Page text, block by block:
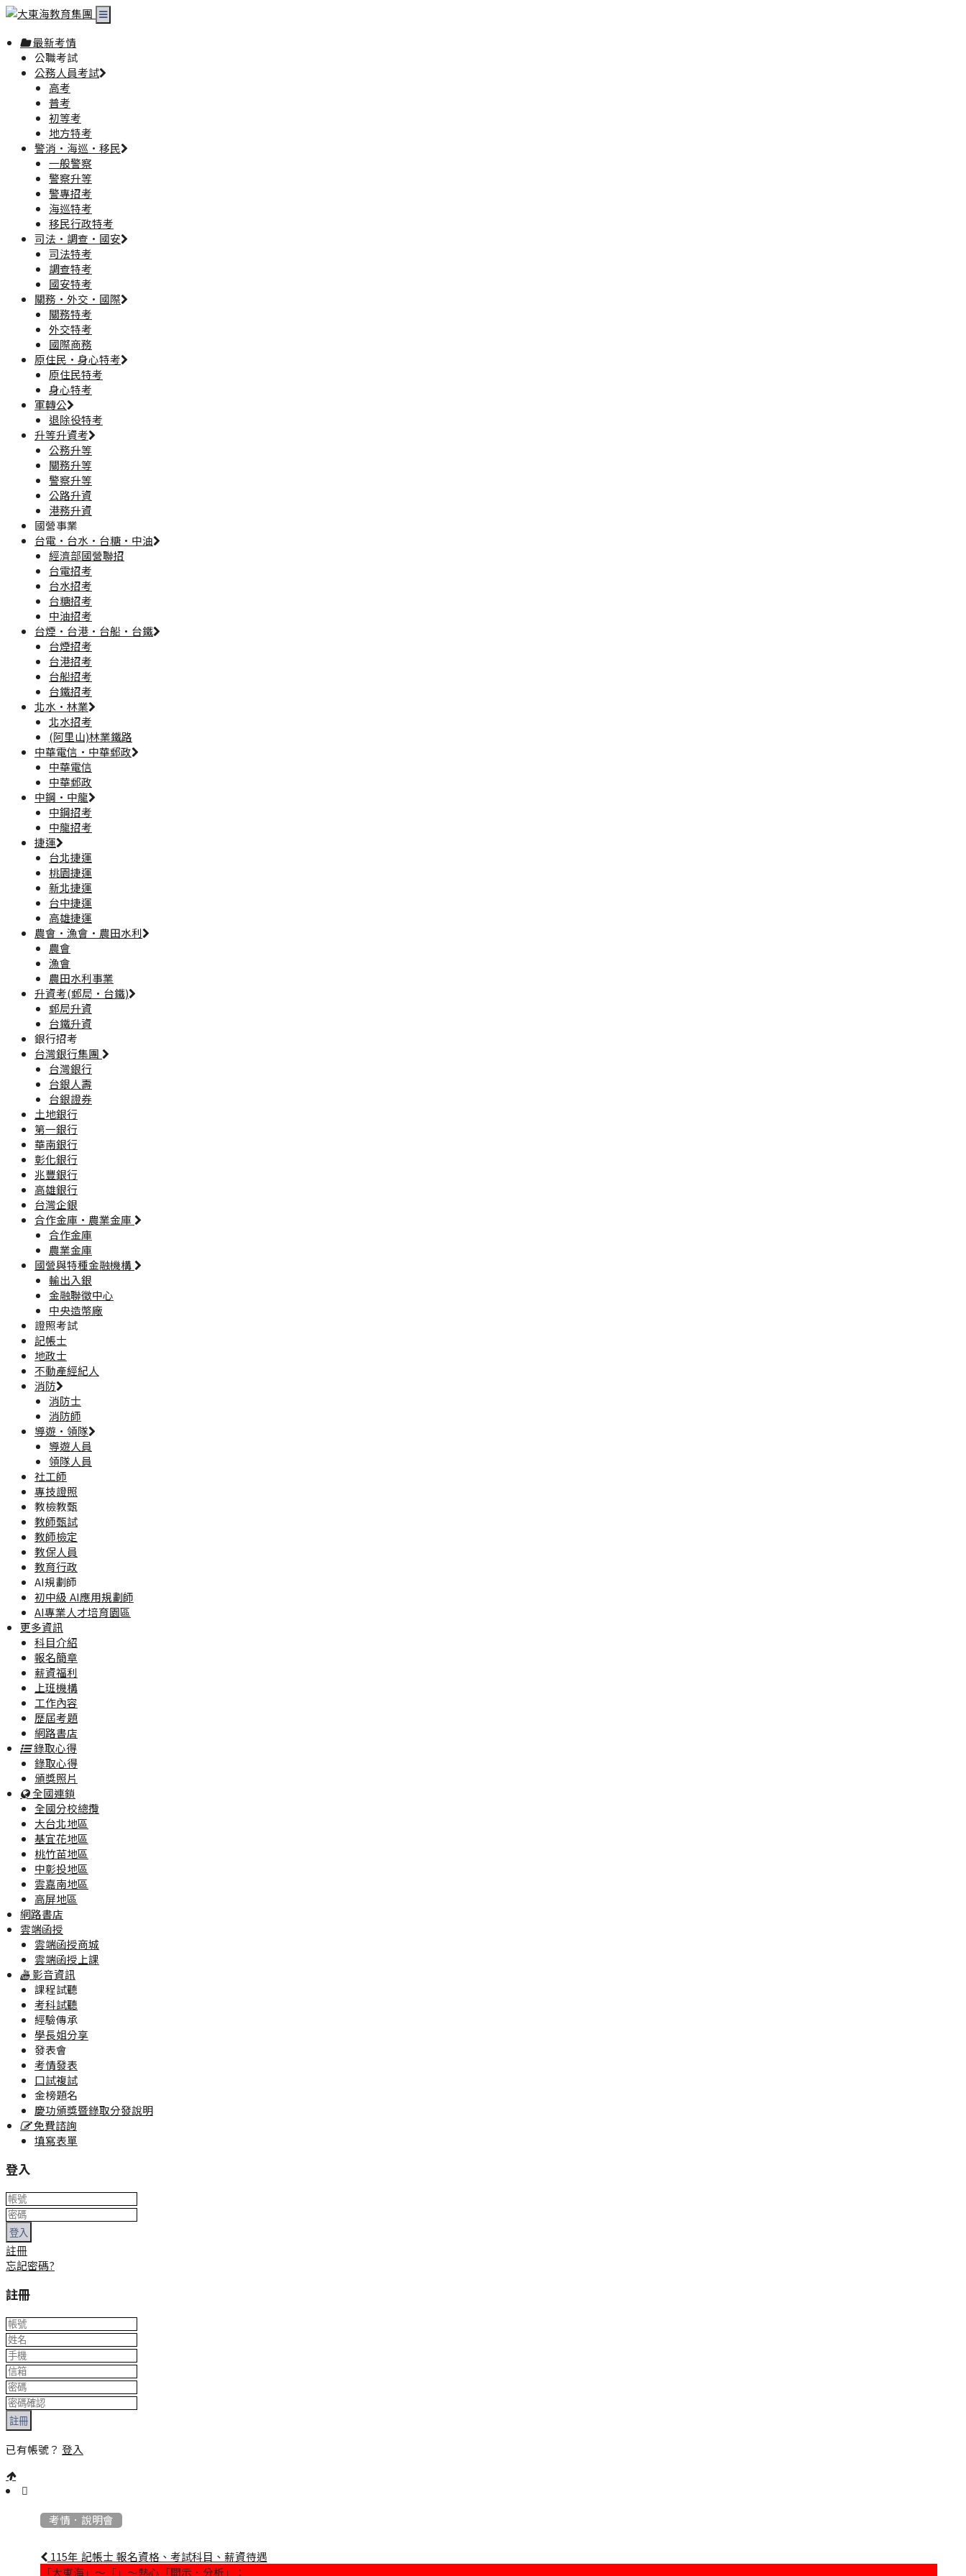
最新考情
公職考試
公務人員考試
高考
普考
初等考
地方特考
警消·海巡·移民
一般警察
警察升等
警專招考
海巡特考
移民行政特考
司法·調查·國安
司法特考
調查特考
國安特考
關務·外交·國際
關務特考
外交特考
國際商務
原住民·身心特考
原住民特考
身心特考
軍轉公
退除役特考
升等升資考
公務升等
關務升等
警察升等
公路升資
港務升資
國營事業
台電·台水·台糖·中油
經濟部國營聯招
台電招考
台水招考
台糖招考
中油招考
台煙·台港·台船·台鐵
台煙招考
台港招考
台船招考
台鐵招考
北水·林業
北水招考
(阿里山)林業鐵路
中華電信·中華郵政
中華電信
中華郵政
中鋼·中龍
中鋼招考
中龍招考
捷運
台北捷運
桃園捷運
新北捷運
台中捷運
高雄捷運
農會·漁會·農田水利
農會
漁會
農田水利事業
升資考(郵局·台鐵)
郵局升資
台鐵升資
銀行招考
台灣銀行集團
台灣銀行
台銀人壽
台銀證券
土地銀行
第一銀行
華南銀行
彰化銀行
兆豐銀行
高雄銀行
台灣企銀
合作金庫·農業金庫
合作金庫
農業金庫
國營與特種金融機構
輸出入銀
金融聯徵中心
中央造幣廠
證照考試
記帳士
地政士
不動產經紀人
消防
消防士
消防師
導遊·領隊
導遊人員
領隊人員
社工師
專技證照
教檢教甄
教師甄試
教師檢定
教保人員
教育行政
AI規劃師
初中級 AI應用規劃師
AI專業人才培育園區
更多資訊
科目介紹
報名簡章
薪資福利
上班機構
工作內容
歷屆考題
網路書店
錄取心得
錄取心得
頒獎照片
全國連鎖
全國分校總攬
大台北地區
基宜花地區
桃竹苗地區
中彰投地區
雲嘉南地區
高屏地區
網路書店
雲端函授
雲端函授商城
雲端函授上課
影音資訊
課程試聽
考科試聽
經驗傳承
學長姐分享
發表會
考情發表
口試複試
金榜題名
慶功頒獎暨錄取分發說明
免費諮詢
填寫表單
登入
登入
註冊
忘記密碼?
註冊
註冊
已有帳號？ 登入
::: 考情．說明會
115年 記帳士 報名資格、考試科目、薪資待遇
「大東海」～「」～熱心「開示．分析」：